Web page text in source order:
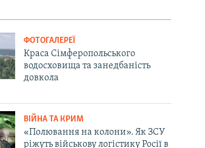
ФОТОГАЛЕРЕЇ
Краса Сімферопольського
водосховища та занедбаність
довкола
ВІЙНА ТА КРИМ
«Полювання на колони». Як ЗСУ
ріжуть військову логістику Росії в